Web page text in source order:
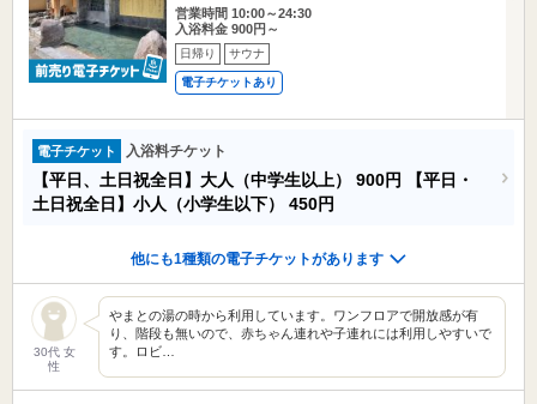
営業時間 10:00～24:30
入浴料金 900円～
日帰り サウナ
電子チケットあり
電子チケット 入浴料チケット
【平日、土日祝全日】大人（中学生以上） 900円
【平日・
土日祝全日】小人（小学生以下） 450円
他にも1種類の電子チケットがあります
30代 女
性
やまとの湯の時から利用しています。ワンフロアで開放感が有
り、階段も無いので、赤ちゃん連れや子連れには利用しやすいで
す。ロビ…